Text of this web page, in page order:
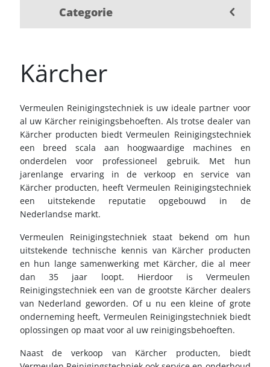
Categorie
Kärcher
Vermeulen Reinigingstechniek is uw ideale partner voor
al uw Kärcher reinigingsbehoeften. Als trotse dealer van
Kärcher producten biedt Vermeulen Reinigingstechniek
een breed scala aan hoogwaardige machines en
onderdelen voor professioneel gebruik. Met hun
jarenlange ervaring in de verkoop en service van
Kärcher producten, heeft Vermeulen Reinigingstechniek
een uitstekende reputatie opgebouwd in de
Nederlandse markt.
Vermeulen Reinigingstechniek staat bekend om hun
uitstekende technische kennis van Kärcher producten
en hun lange samenwerking met Kärcher, die al meer
dan 35 jaar loopt. Hierdoor is Vermeulen
Reinigingstechniek een van de grootste Kärcher dealers
van Nederland geworden. Of u nu een kleine of grote
onderneming heeft, Vermeulen Reinigingstechniek biedt
oplossingen op maat voor al uw reinigingsbehoeften.
Naast de verkoop van Kärcher producten, biedt